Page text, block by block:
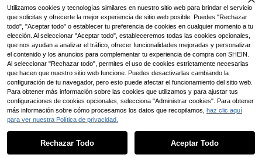
s, vacaciones, negocios, primavera/
verano, cintura ajustada
Utilizamos cookies y tecnologías similares en nuestro sitio web para brindar el servicio
que solicitas y ofrecerte la mejor experiencia de sitio web posible. Puedes "Rechazar
todo", "Aceptar todo" o establecer tu preferencia de cookies en cualquier momento a tu
elección. Al seleccionar "Aceptar todo", estableceremos todas las cookies opcionales,
que nos ayudan a analizar el tráfico, ofrecer funcionalidades mejoradas y personalizar
el contenido y los anuncios para complementar tu experiencia de compra con SHEIN.
Al seleccionar "Rechazar todo", permites el uso de cookies estrictamente necesarias
que hacen que nuestro sitio web funcione. Puedes desactivarlas cambiando la
configuración de tu navegador, pero esto puede afectar el funcionamiento del sitio web.
Para obtener más información sobre las cookies que utilizamos y para ajustar tus
configuraciones de cookies opcionales, selecciona "Administrar cookies". Para obtener
más información sobre cómo procesamos los datos que recopilamos, haz clic aquí
para ver nuestra Política de privacidad.
Rechazar Todo Aceptar Todo